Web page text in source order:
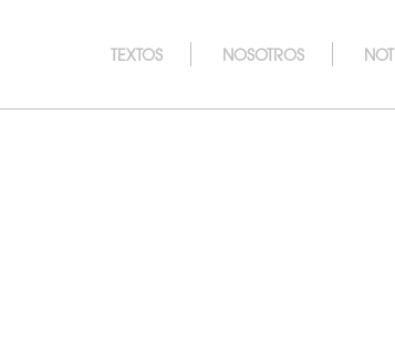
TEXTOS NOSOTROS